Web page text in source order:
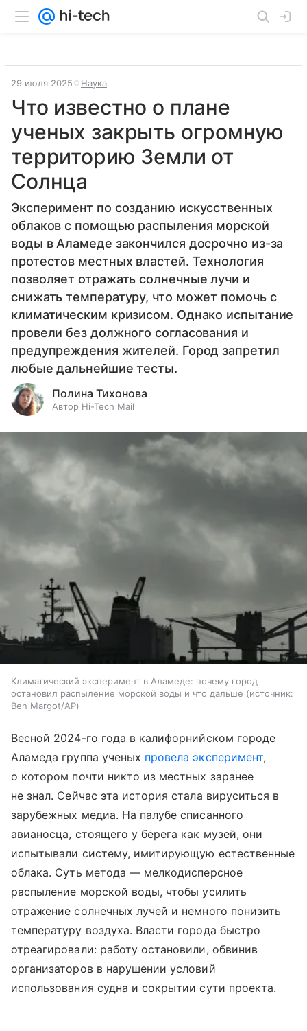
29 июля 2025 Наука
Что известно о плане
ученых закрыть огромную
территорию Земли от
Солнца
Эксперимент по созданию искусственных
облаков с помощью распыления морской
воды в Аламеде закончился досрочно из-за
протестов местных властей. Технология
позволяет отражать солнечные лучи и
снижать температуру, что может помочь с
климатическим кризисом. Однако испытание
провели без должного согласования и
предупреждения жителей. Город запретил
любые дальнейшие тесты.
Полина Тихонова
Автор Hi-Tech Mail
Климатический эксперимент в Аламеде: почему город
остановил распыление морской воды и что дальше
источник:
Ben Margot/AP
Весной 2024-го года в калифорнийском городе
Аламеда группа ученых провела эксперимент,
о котором почти никто из местных заранее
не знал. Сейчас эта история стала вируситься в
зарубежных медиа. На палубе списанного
авианосца, стоящего у берега как музей, они
испытывали систему, имитирующую естественные
облака. Суть метода — мелкодисперсное
распыление морской воды, чтобы усилить
отражение солнечных лучей и немного понизить
температуру воздуха. Власти города быстро
отреагировали: работу остановили, обвинив
организаторов в нарушении условий
использования судна и сокрытии сути проекта.